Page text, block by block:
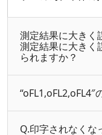
測定結果に大きく
測定結果に大きく
られますか？
Q.印字されなくな